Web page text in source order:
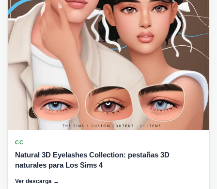
CC
Natural 3D Eyelashes Collection: pestañas 3D
naturales para Los Sims 4
Ver descarga →